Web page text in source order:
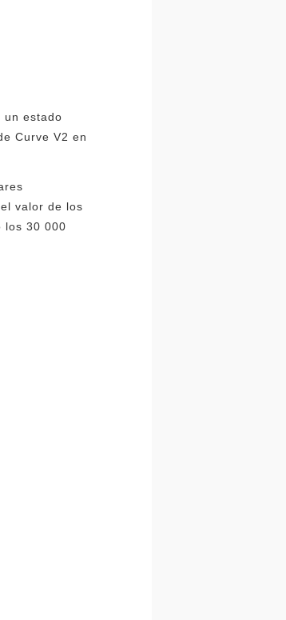
un estado
Curve V2 en
valor de los
los 30 000